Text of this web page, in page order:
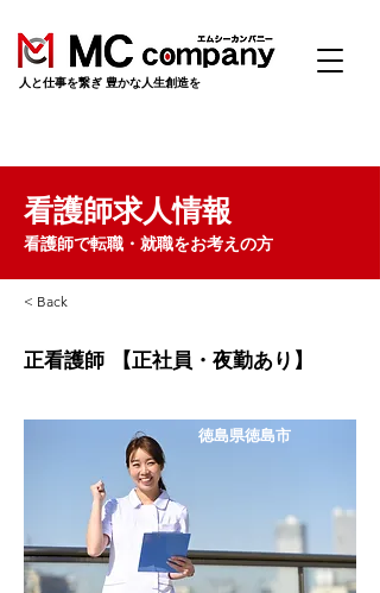
​人と仕事を繋ぎ 豊かな人生創造を
看護師求人情報
看護師で転職・就職をお考えの方
< Back
正看護師 【正社員・夜勤あり】
徳島県徳島市